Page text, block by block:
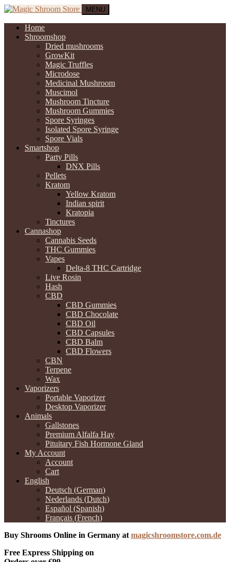
MENU
Home
Shroomshop
Dried mushrooms
GrowKit
Magic Truffles
Microdose
Medicinal Mushroom
Muscimol
Mushroom Tincture
Mushroom Gummies
Spore Syringes
Isolated Spore Syringe
Spore Vials
Smartshop
Party Pills
DNX Pills
Pellets
Kratom
Yellow Kratom
Indian spirit
Kratopia
Tinctures
Cannashop
Cannabis Seeds
THC Gummies
Vapes
Delta-8 THC Cartridge
Live Rosin
Hash
CBD
CBD Gummies
CBD Chocolate
CBD Oil
CBD Capsules
CBD Balm
CBD Flowers
CBN
Terpene
Wax
Vaporizers
Portable Vaporizer
Desktop Vaporizer
Animals
Gallstones
Premium Alfalfa Hay
Pituitary Fish Hormone Gland
My Account
Account
Cart
English
Deutsch (German)
Nederlands (Dutch)
Español (Spanish)
Français (French)
Buy Shrooms Online in Germany at magicshroomstore.com.de
Free Express Shipping on